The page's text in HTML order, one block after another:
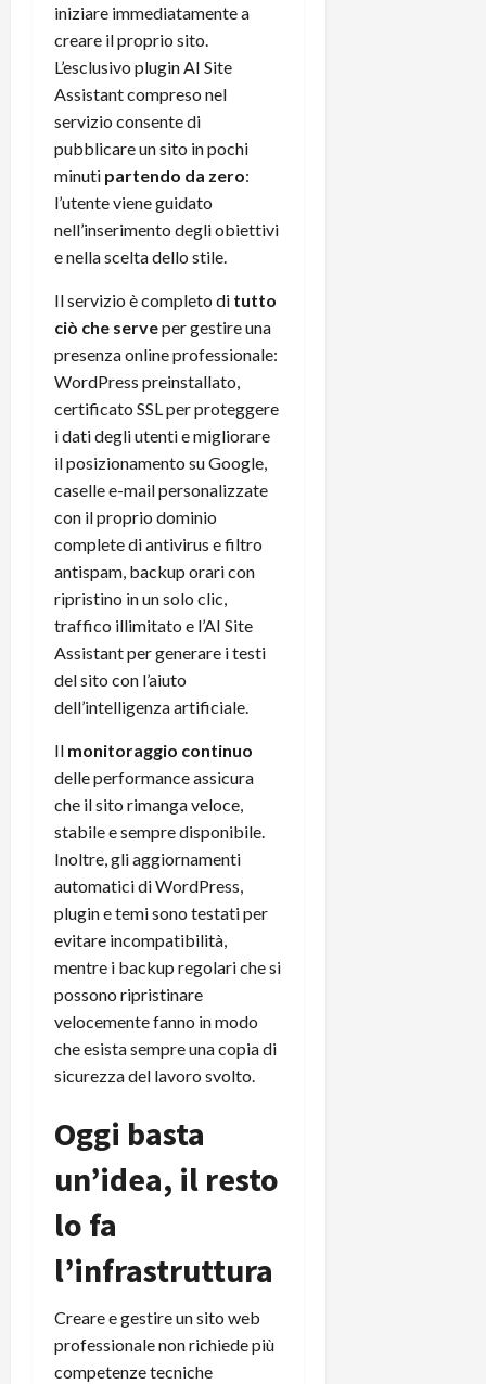
iniziare immediatamente a
creare il proprio sito.
L’esclusivo plugin AI Site
Assistant compreso nel
servizio consente di
pubblicare un sito in pochi
minuti partendo da zero:
l’utente viene guidato
nell’inserimento degli obiettivi
e nella scelta dello stile.
Il servizio è completo di tutto
ciò che serveper gestire una
presenza online professionale:
WordPress preinstallato,
certificato SSL per proteggere
i dati degli utenti e migliorare
il posizionamento su Google,
caselle e-mail personalizzate
con il proprio dominio
complete di antivirus e filtro
antispam, backup orari con
ripristino in un solo clic,
traffico illimitato e l’AI Site
Assistant per generare i testi
del sito con l’aiuto
dell’intelligenza artificiale.
Il monitoraggio continuo
delle performance assicura
che il sito rimanga veloce,
stabile e sempre disponibile.
Inoltre, gli aggiornamenti
automatici di WordPress,
plugin e temi sono testati per
evitare incompatibilità,
mentre i backup regolari che si
possono ripristinare
velocemente fanno in modo
che esista sempre una copia di
sicurezza del lavoro svolto.
Oggi basta
un’idea, il resto
lo fa
l’infrastruttura
Creare e gestire un sito web
professionale non richiede più
competenze tecniche